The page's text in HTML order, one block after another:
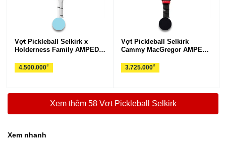
Vợt Pickleball Selkirk x
Holderness Family AMPED
4.500.000₫
Vợt Pickleball Selkirk
Cammy MacGregor AMPED -
3.725.000₫
Xem thêm 58 Vợt Pickleball Selkirk
Xem nhanh